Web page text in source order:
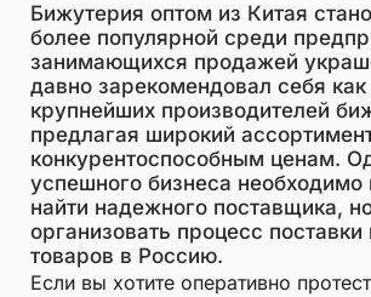
Бижутерия оптом из Китая
более популярной среди
занимающихся продажей
давно зарекомендовал себя как
крупнейших производителей
предлагая широкий
конкурентоспособным ценам.
успешного бизнеса необходимо
найти надежного поставщика,
организовать процесс поставки
товаров в Россию.
Если вы хотите оперативно